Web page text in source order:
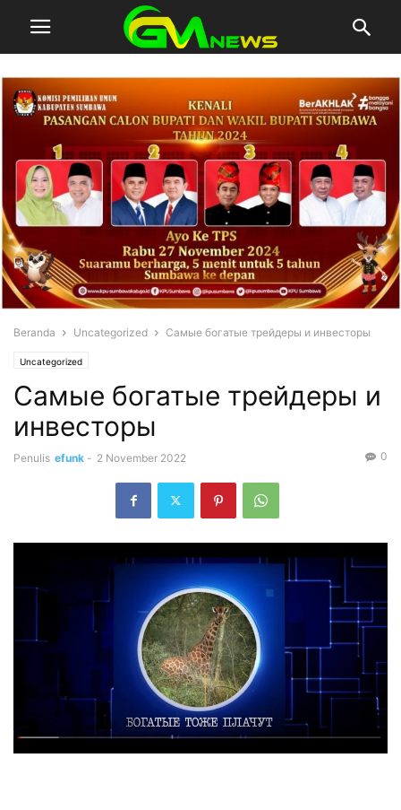
Beranda Uncategorized Самые богатые трейдеры и инвесторы
Uncategorized
Самые богатые трейдеры и
инвесторы
Penulis efunk - 2 November 2022 0